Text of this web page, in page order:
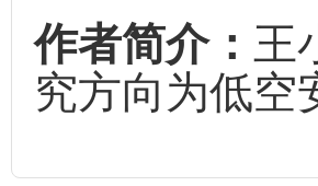
作者简介： 王
究方向为低空